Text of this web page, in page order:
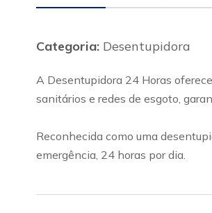
Categoria: Desentupidora
A Desentupidora 24 Horas
sanitários e redes de esgoto,
Reconhecida como uma
emergência, 24 horas por dia.